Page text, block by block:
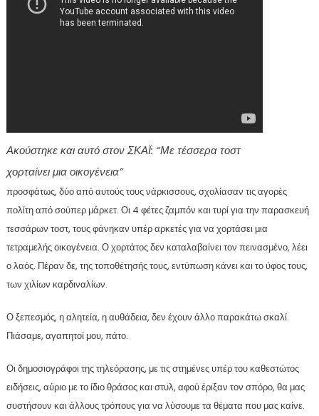
Ακούστηκε και αυτό στον ΣΚΑΪ: “Με τέσσερα τοστ
χορταίνει μια οικογένεια”
προσφάτως, δύο από αυτούς τους νάρκισσους, σχολίασαν τις αγορές
πολίτη από σούπερ μάρκετ. Οι 4 φέτες ζαμπόν και τυρί για την παρασκευή
τεσσάρων τοστ, τους φάνηκαν υπέρ αρκετές για να χορτάσει μια
τετραμελής οικογένεια. Ο χορτάτος δεν καταλαβαίνει τον πεινασμένο, λέει
ο λαός. Πέραν δε, της τοποθέτησής τους, εντύπωση κάνει και το ύφος τους,
των χιλίων καρδιναλίων.
Ο ξεπεσμός, η αλητεία, η αυθάδεια, δεν έχουν άλλο παρακάτω σκαλί.
Πιάσαμε, αγαπητοί μου, πάτο.
Οι δημοσιογράφοι της τηλεόρασης, με τις στημένες υπέρ του καθεστώτος
ειδήσεις, αύριο με το ίδιο θράσος και στυλ, αφού έριξαν τον σπόρο, θα μας
συστήσουν και άλλους τρόπους για να λύσουμε τα θέματα που μας καίνε.